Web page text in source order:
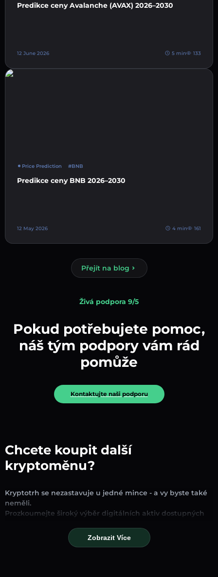
Predikce ceny Avalanche (AVAX) 2026–2030
12 June 2026 5 min 133
Price Prediction #BNB
Predikce ceny BNB 2026–2030
12 May 2026 4 min 161
Přejít na blog
Živá podpora 9/5
Pokud potřebujete pomoc,
náš tým podpory vám rád
pomůže
Kontaktujte naši podporu
Chcete koupit další
kryptoměnu?
Kryptotrh se nezastavuje u jedné mince - a vy byste také
neměli.
Prozkoumejte široký výběr digitálních aktiv dostupných
hledáte zavedené stablecoiny, slibné altcoiny nebo
trendové nové tokeny, najdete je všechny na jednom
Zobrazit Více